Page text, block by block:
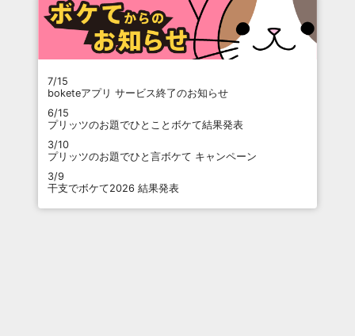
7/15
boketeアプリ サービス終了のお知らせ
6/15
プリッツのお題でひとことボケて結果発表
3/10
プリッツのお題でひと言ボケて キャンペーン
3/9
干支でボケて2026 結果発表